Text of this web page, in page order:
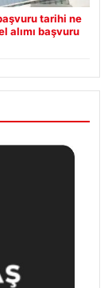
tarihi ne
alımı başvuru